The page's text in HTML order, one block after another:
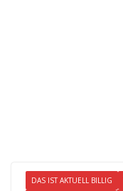
DAS IST AKTUELL BILLIG